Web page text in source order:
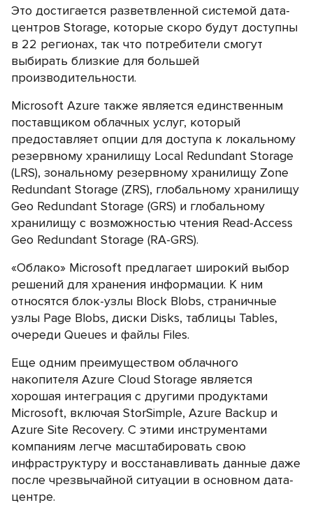
Это достигается разветвленной системой дата-
центров Storage, которые скоро будут доступны
в 22 регионах, так что потребители смогут
выбирать близкие для большей
производительности.
Microsoft Azure также является единственным
поставщиком облачных услуг, который
предоставляет опции для доступа к локальному
резервному хранилищу Local Redundant Storage
(LRS), зональному резервному хранилищу Zone
Redundant Storage (ZRS), глобальному хранилищу
Geo Redundant Storage (GRS) и глобальному
хранилищу с возможностью чтения Read-Access
Geo Redundant Storage (RA-GRS).
«Облако» Microsoft предлагает широкий выбор
решений для хранения информации. К ним
относятся блок-узлы Block Blobs, страничные
узлы Page Blobs, диски Disks, таблицы Tables,
очереди Queues и файлы Files.
Еще одним преимуществом облачного
накопителя Azure Cloud Storage является
хорошая интеграция с другими продуктами
Microsoft, включая StorSimple, Azure Backup и
Azure Site Recovery. С этими инструментами
компаниям легче масштабировать свою
инфраструктуру и восстанавливать данные даже
после чрезвычайной ситуации в основном дата-
центре.